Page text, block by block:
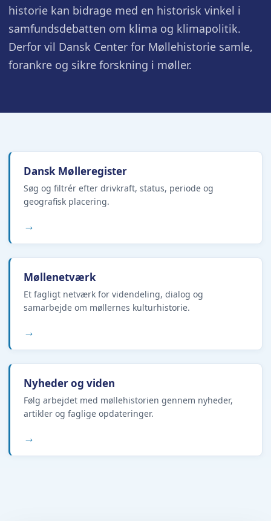
historie kan bidrage med en historisk vinkel i
samfundsdebatten om klima og klimapolitik.
Derfor vil Dansk Center for Møllehistorie samle,
forankre og sikre forskning i møller.
Dansk Mølleregister
Søg og filtrér efter drivkraft, status, periode og
geografisk placering.
→
Møllenetværk
Et fagligt netværk for videndeling, dialog og
samarbejde om møllernes kulturhistorie.
→
Nyheder og viden
Følg arbejdet med møllehistorien gennem nyheder,
artikler og faglige opdateringer.
→